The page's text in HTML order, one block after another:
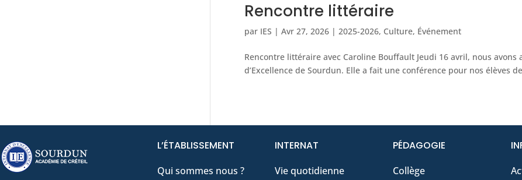
Rencontre littéraire
par IES | Avr 27, 2026| 2025-2026, Culture, Événement
Rencontre littéraire avec Caroline Bouffault Jeudi 16 avril, nous
d’Excellence de Sourdun. Elle a fait une conférence pour nos élèves
L’ÉTABLISSEMENT
Qui sommes nous ?
INTERNAT
Vie quotidienne
PÉDAGOGIE
Collège